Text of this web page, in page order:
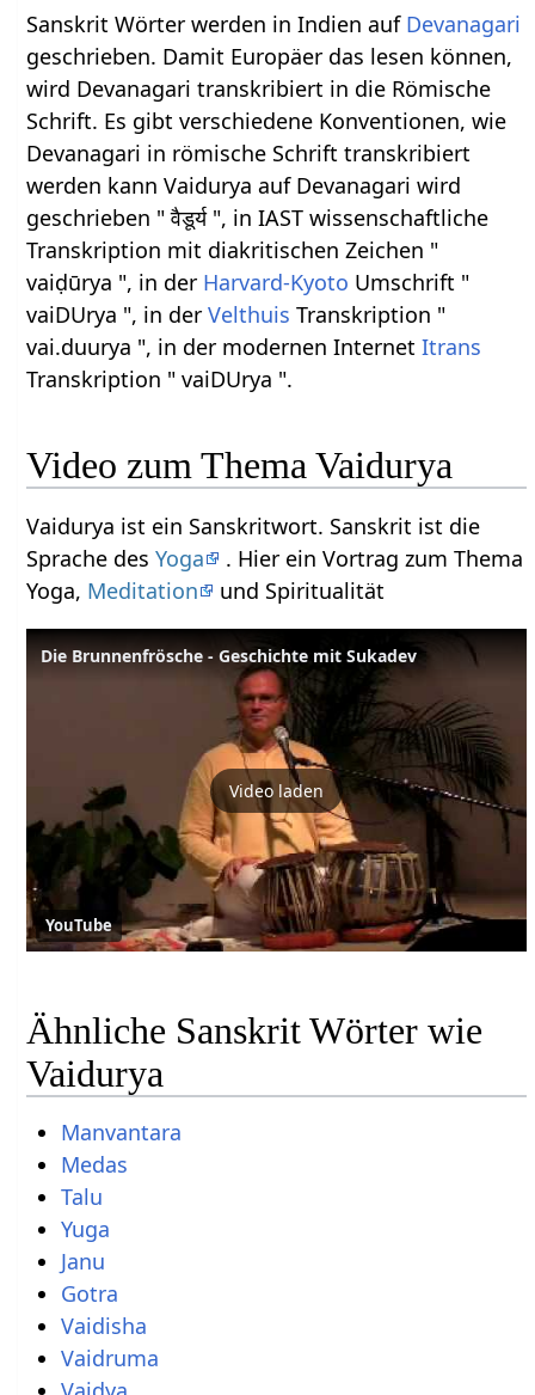
Sanskrit Wörter werden in Indien auf Devanagari
geschrieben. Damit Europäer das lesen können,
wird Devanagari transkribiert in die Römische
Schrift. Es gibt verschiedene Konventionen, wie
Devanagari in römische Schrift transkribiert
werden kann Vaidurya auf Devanagari wird
geschrieben " वैडूर्य ", in IAST wissenschaftliche
Transkription mit diakritischen Zeichen "
vaiḍūrya ", in der Harvard-Kyoto Umschrift "
vaiDUrya ", in derVelthuis Transkription "
vai.duurya ", in der modernen InternetItrans
Transkription " vaiDUrya ".
Video zum Thema Vaidurya
Vaidurya ist ein Sanskritwort. Sanskrit ist die
Sprache desYoga
. Hier ein Vortrag zum Thema
Yoga, Meditation und Spiritualität
Die Brunnenfrösche - Geschichte mit Sukadev
Video laden
YouTube
Ähnliche Sanskrit Wörter wie
Vaidurya
Manvantara
Medas
Talu
Yuga
Janu
Gotra
Vaidisha
Vaidruma